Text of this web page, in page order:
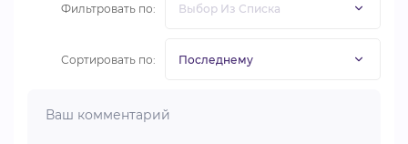
Фильтровать по:
Сортировать по: